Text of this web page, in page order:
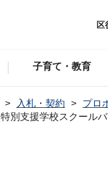
区
子育て・教育
入札・契約 プロ
別支援学校スクール